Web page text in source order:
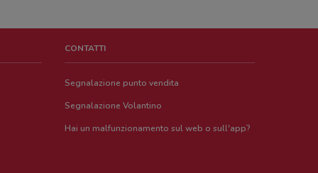
CONTATTI
Segnalazione punto vendita
Segnalazione Volantino
Hai un malfunzionamento sul web o sull'app?